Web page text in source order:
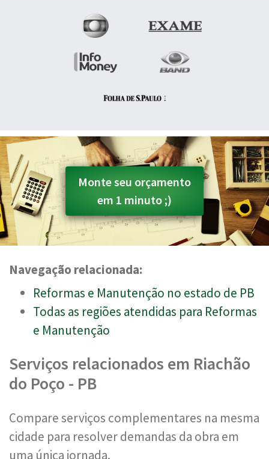
Monte seu orçamento
em 1 minuto ;)
Navegação relacionada:
Reformas e Manutenção no estado de PB
Todas as regiões atendidas para Reformas
e Manutenção
Serviços relacionados em Riachão
do Poço - PB
Compare serviços complementares na mesma
cidade para resolver demandas da obra em
uma única jornada.